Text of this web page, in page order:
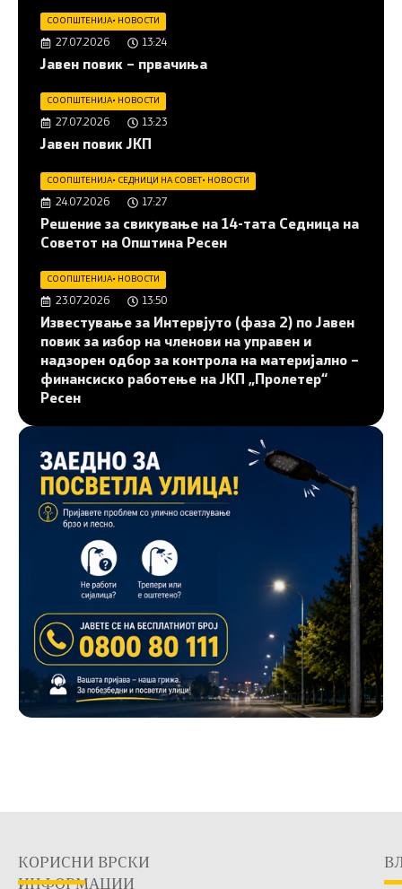
СООПШТЕНИЈА• НОВОСТИ
27.07.2026 13:24
Јавен повик – првачиња
СООПШТЕНИЈА• НОВОСТИ
27.07.2026 13:23
Јавен повик ЈКП
СООПШТЕНИЈА• СЕДНИЦИ НА СОВЕТ• НОВОСТИ
24.07.2026 17:27
Решение за свикување на 14-тата Седница на
Советот на Општина Ресен
СООПШТЕНИЈА• НОВОСТИ
23.07.2026 13:50
Известување за Интервјуто (фаза 2) по Јавен
повик за избор на членови на управен и
надзорен одбор за контрола на материјално –
финансиско работење на ЈКП „Пролетер“
Ресен
ИНФОРМАЦИИ
КОРИСНИ ВРСКИ